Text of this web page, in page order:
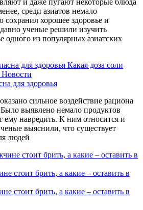
и даже пугают некоторые блюда
среди азиатов немало
сохранил хорошее здоровье и
ученые решили изучить
одного из популярных азиатских
Какая доза соли
Новости
для здоровья
сильное воздействие рациона
Было выявлено немало продуктов
ему навредить. К ним относится и
выяснили, что существует
людей
стоит брить, а какие – оставить в
стоит брить, а какие – оставить в